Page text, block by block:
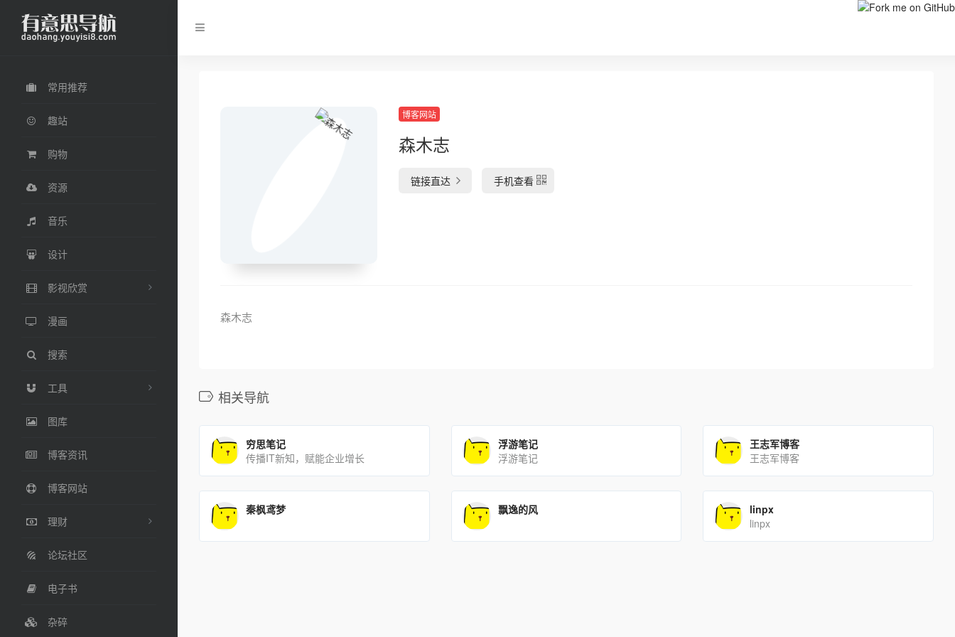
常用推荐
趣站
购物
资源
音乐
设计
影视欣赏
漫画
搜索
工具
图库
博客资讯
博客网站
理财
论坛社区
电子书
杂碎
博客网站
森木志
链接直达 手机查看
森木志
相关导航
穷思笔记
传播IT新知，赋能企业增长
浮游笔记
浮游笔记
王志军博客
王志军博客
秦枫鸢梦 飘逸的风
linpx
linpx